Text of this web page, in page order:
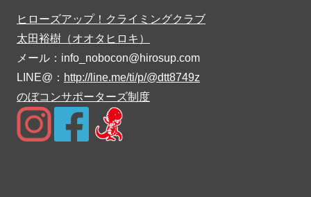
ヒローズアップ！クライミングクラブ
太田裕樹（オオタヒロキ）
メール：info_nobocon@hirosup.com
LINE@： http://line.me/ti/p/@dtt8749z
のぼコンサポーターズ制度